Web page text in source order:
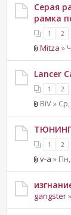
Серая
рамка
1 2
Mitza »
Lancer
1 2
BiV »
ТЮНИНГ
1 2
v-a »
gangster